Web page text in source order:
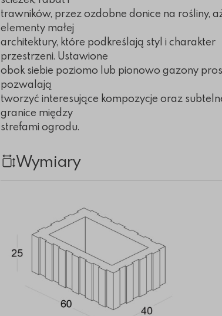
trawników, przez ozdobne donice na rośliny,
elementy małej
architektury, które podkreślają styl i charakter
przestrzeni. Ustawione
obok siebie poziomo lub pionowo gazony
pozwalają
tworzyć interesujące kompozycje oraz
granice między
strefami ogrodu.
Wymiary